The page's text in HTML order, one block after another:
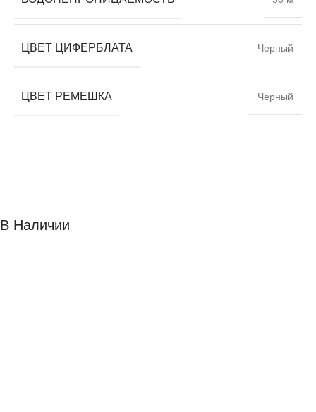
ЦВЕТ ЦИФЕРБЛАТА Черный
ЦВЕТ РЕМЕШКА Черный
В Наличии